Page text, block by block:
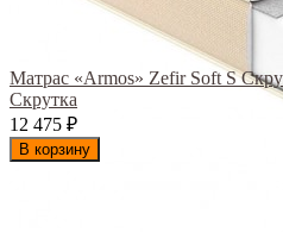
Матрас «Armos» Zefir Soft S
Скрутка
12 475 ₽
В корзину